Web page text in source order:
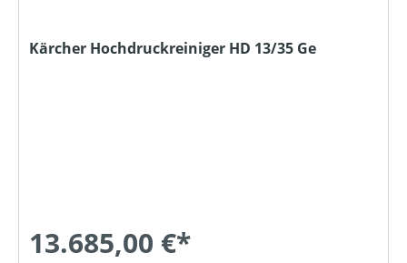
Kärcher Hochdruckreiniger HD 13/35 Ge
13.685,00 €*